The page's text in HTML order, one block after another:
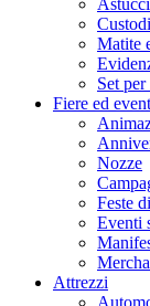
Matite
Set
Fiere ed
Nozze
Feste
Eventi
Attrezzi